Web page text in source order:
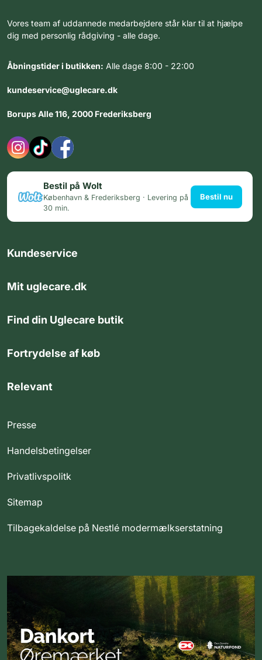
Vores team af uddannede medarbejdere står klar til at hjælpe
dig med personlig rådgiving - alle dage.
Åbningstider i butikken: Alle dage 8:00 - 22:00
kundeservice@uglecare.dk
Borups Alle 116, 2000 Frederiksberg
Bestil på Wolt
København & Frederiksberg · Levering på
30 min.
Bestil nu
Kundeservice
Mit uglecare.dk
Find din Uglecare butik
Fortrydelse af køb
Relevant
Presse
Handelsbetingelser
Privatlivspolitk
Sitemap
Tilbagekaldelse på Nestlé modermælkserstatning